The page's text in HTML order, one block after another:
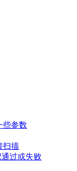
些参数
扫描
过或失败